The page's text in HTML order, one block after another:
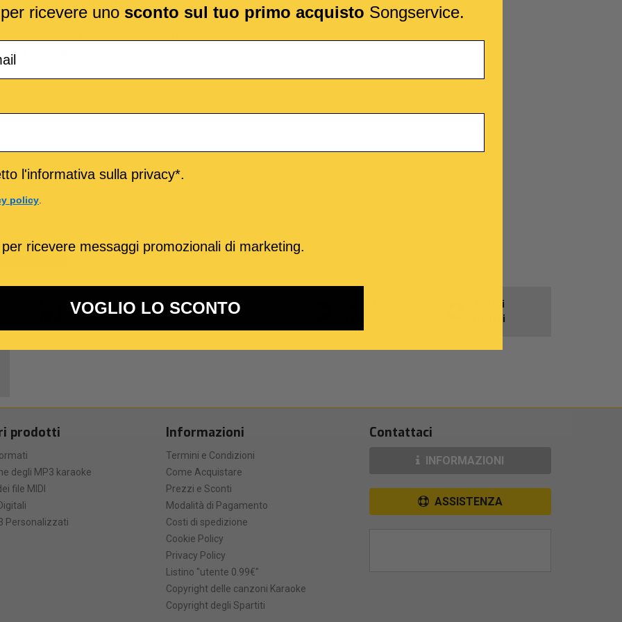
“Oro, incenso e birra”, pubblicato nel 1989. In questa
compositore. Veramente suggestiva e subliminale è
sviluppata su pochi accordi ed un inciso, che s’intensifica,
del canto.
M-Live Medley
Tutti i
Generi
prodotti
degli MP3 karaoke
file MIDI
Personalizzati
Informazioni
Termini e Condizioni
Come Acquistare
Prezzi e Sconti
Modalità di Pagamento
Costi di spedizione
Cookie Policy
Privacy Policy
Listino "utente 0.99€"
Copyright delle canzoni Karaoke
Copyright degli Spartiti
Contattaci
INFORMAZIONI
ASSISTENZA
ricevere uno sconto sul tuo primo acquisto Songservice.
l'informativa sulla privacy*.
policy.
ricevere messaggi promozionali di marketing.
VOGLIO LO SCONTO